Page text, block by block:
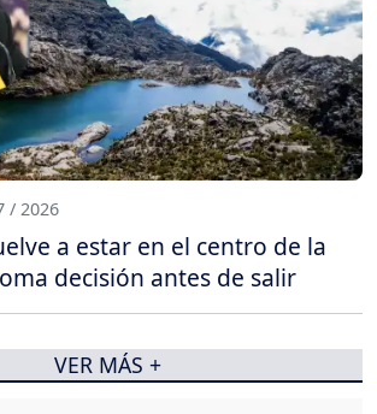
/ 2026
a estar en el centro de la
decisión antes de salir
VER MÁS +